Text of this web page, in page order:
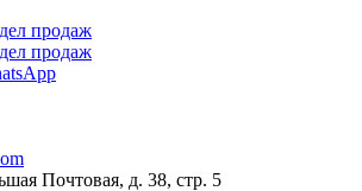
продаж
продаж
Почтовая, д. 38, стр. 5